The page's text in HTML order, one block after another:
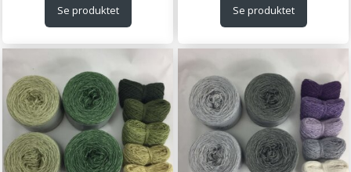
Se produktet Se produktet